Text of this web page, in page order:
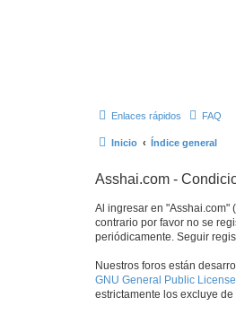
Enlaces rápidos FAQ
Inicio Índice general
Asshai.com -
Al ingresar en "Asshai.com"
contrario por favor no se
periódicamente. Seguir
Nuestros foros están
GNU General Public
estrictamente los excluye